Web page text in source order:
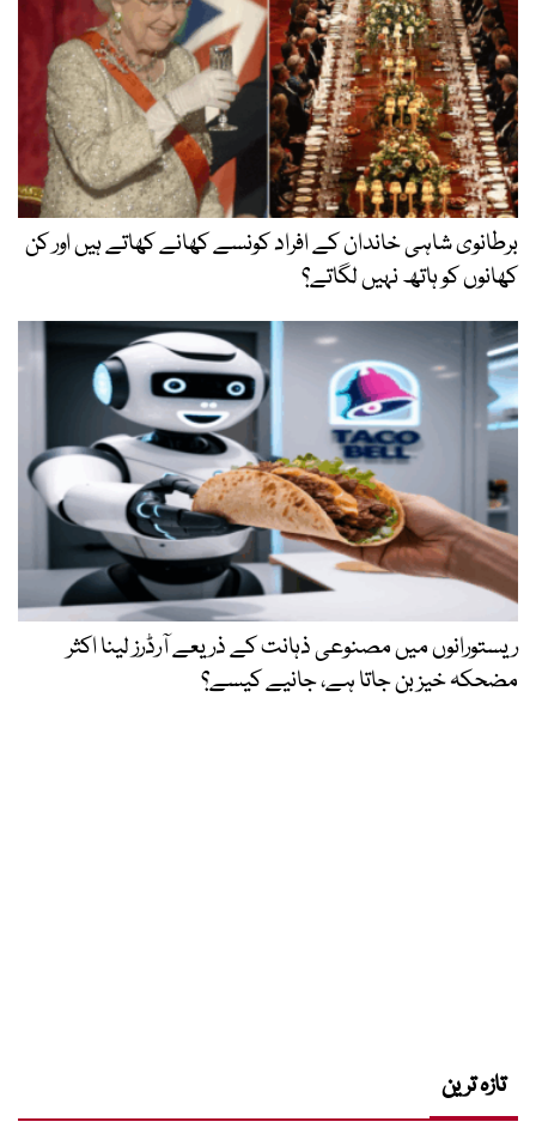
برطانوی شاہی خاندان کے افراد کونسے کھانے کھاتے ہیں اور کن
کھانوں کو ہاتھ نہیں لگاتے؟
ریستورانوں میں مصنوعی ذہانت کے ذریعے آرڈرز لینا اکثر
مضحکہ خیز بن جاتا ہے، جانیے کیسے؟
تازہ ترین